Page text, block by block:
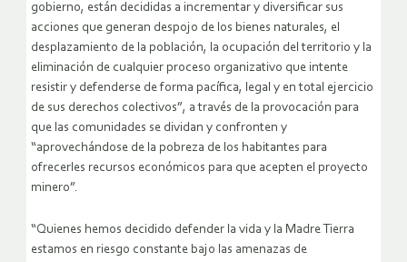
gobierno, están decididas a incrementar y diversificar sus
acciones que generan despojo de los bienes naturales, el
desplazamiento de la población, la ocupación del territorio y la
eliminación de cualquier proceso organizativo que intente
resistir y defenderse de forma pacífica, legal y en total ejercicio
de sus derechos colectivos”, a través de la provocación para
que las comunidades se dividan y confronten y
“aprovechándose de la pobreza de los habitantes para
ofrecerles recursos económicos para que acepten el proyecto
minero”.
“Quienes hemos decidido defender la vida y la Madre Tierra
estamos en riesgo constante bajo las amenazas de